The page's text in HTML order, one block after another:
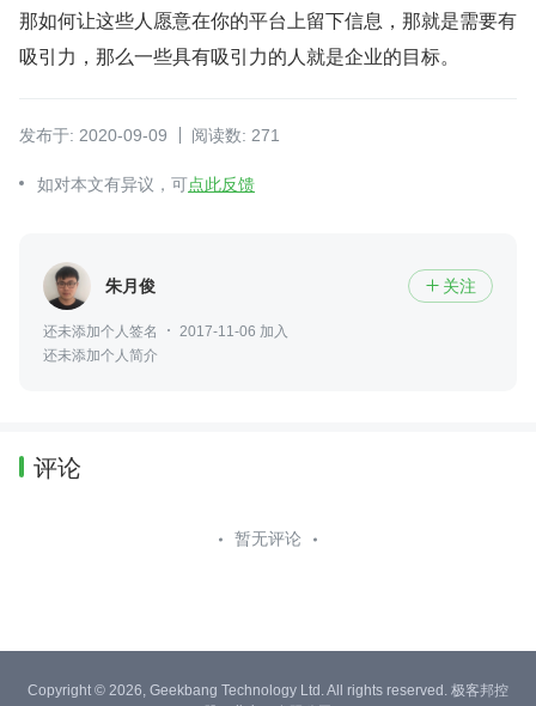
那如何让这些人愿意在你的平台上留下信息，那就是需要有
吸引力，那么一些具有吸引力的人就是企业的目标。
发布于: 2020-09-09 阅读数: 271
如对本文有异议，可点此反馈
朱月俊  关注
还未添加个人签名
2017-11-06 加入
还未添加个人简介
评论
暂无评论
Copyright © 2026, Geekbang Technology Ltd. All rights reserved. 极客邦控